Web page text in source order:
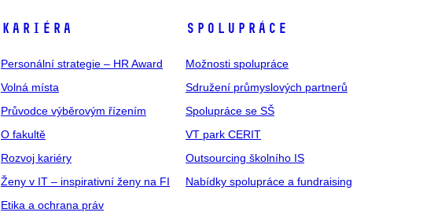
KARIÉRA
Personální strategie – HR Award
Volná místa
Průvodce výběrovým řízením
O fakultě
Rozvoj kariéry
Ženy v IT – inspirativní ženy na FI
Etika a ochrana práv
SPOLUPRÁCE
Možnosti spolupráce
Sdružení průmyslových partnerů
Spolupráce se SŠ
VT park CERIT
Outsourcing školního IS
Nabídky spolupráce a fundraising